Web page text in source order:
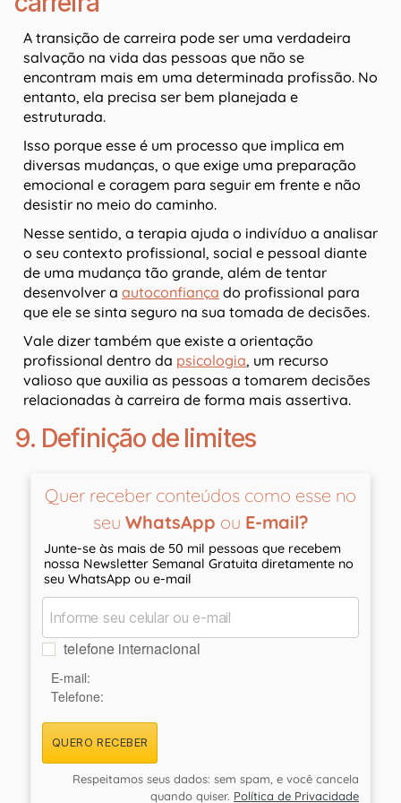
A transição de carreira pode ser uma verdadeira
salvação na vida das pessoas que não se
encontram mais em uma determinada profissão. No
entanto, ela precisa ser bem planejada e
estruturada.
Isso porque esse é um processo que implica em
diversas mudanças, o que exige uma preparação
emocional e coragem para seguir em frente e não
desistir no meio do caminho.
Nesse sentido, a terapia ajuda o indivíduo a analisar
o seu contexto profissional, social e pessoal diante
de uma mudança tão grande, além de tentar
desenvolver a autoconfiança do profissional para
que ele se sinta seguro na sua tomada de decisões.
Vale dizer também que existe a orientação
profissional dentro da psicologia, um recurso
valioso que auxilia as pessoas a tomarem decisões
relacionadas à carreira de forma mais assertiva.
9. Definição de limites
Quer receber conteúdos como esse no
seu WhatsApp ou E-mail?
Junte-se às mais de 50 mil pessoas que recebem
nossa Newsletter Semanal Gratuita diretamente no
seu WhatsApp ou e-mail
telefone internacional
E-mail:
Telefone:
QUERO RECEBER
Respeitamos seus dados: sem spam, e você cancela
quando quiser. Política de Privacidade